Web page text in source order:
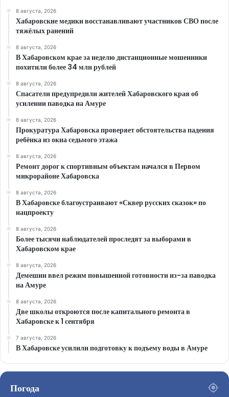
8 августа, 2026
Хабаровские медики восстанавливают участников СВО после
тяжёлых ранений
8 августа, 2026
В Хабаровском крае за неделю дистанционные мошенники
похитили более 34 млн рублей
8 августа, 2026
Спасатели предупредили жителей Хабаровского края об
усилении паводка на Амуре
8 августа, 2026
Прокуратура Хабаровска проверяет обстоятельства падения
ребёнка из окна седьмого этажа
8 августа, 2026
Ремонт дорог к спортивным объектам начался в Первом
микрорайоне Хабаровска
8 августа, 2026
В Хабаровске благоустраивают «Сквер русских сказок» по
нацпроекту
8 августа, 2026
Более тысячи наблюдателей проследят за выборами в
Хабаровском крае
8 августа, 2026
Демешин ввел режим повышенной готовности из-за паводка
на Амуре
8 августа, 2026
Две школы откроются после капитального ремонта в
Хабаровске к 1 сентября
7 августа, 2026
В Хабаровске усилили подготовку к подъему воды в Амуре
Погода